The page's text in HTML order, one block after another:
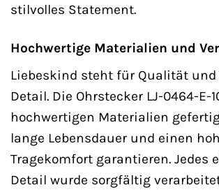
stilvolles Statement.
Hochwertige Materialien und
Liebeskind steht für Qualität und
Detail. Die Ohrstecker LJ-0464-E-
hochwertigen Materialien
lange Lebensdauer und einen
Tragekomfort garantieren. Jedes
Detail wurde sorgfältig